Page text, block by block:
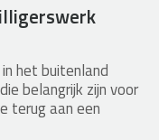
het buitenland
belangrijk zijn voor
terug aan een